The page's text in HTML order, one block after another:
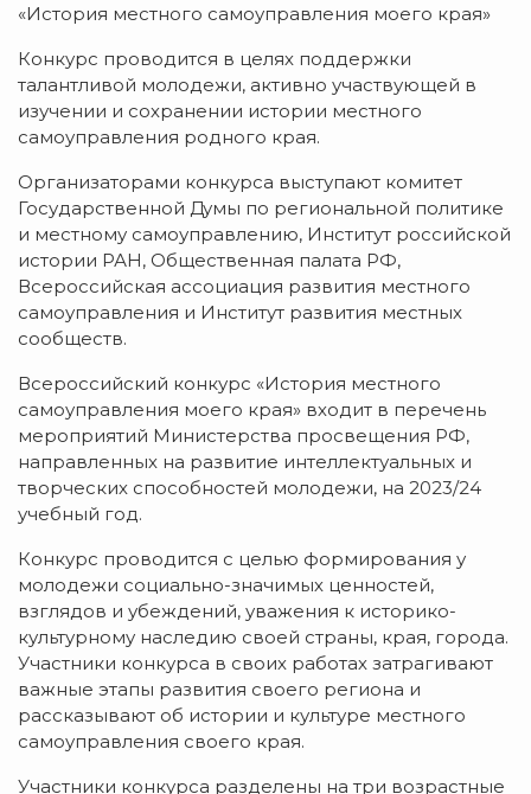
«История местного самоуправления моего края»
Конкурс проводится в целях поддержки
талантливой молодежи, активно участвующей в
изучении и сохранении истории местного
самоуправления родного края.
Организаторами конкурса выступают комитет
Государственной Думы по региональной политике
и местному самоуправлению, Институт российской
истории РАН, Общественная палата РФ,
Всероссийская ассоциация развития местного
самоуправления и Институт развития местных
сообществ.
Всероссийский конкурс «История местного
самоуправления моего края» входит в перечень
мероприятий Министерства просвещения РФ,
направленных на развитие интеллектуальных и
творческих способностей молодежи, на 2023/24
учебный год.
Конкурс проводится с целью формирования у
молодежи социально-значимых ценностей,
взглядов и убеждений, уважения к историко-
культурному наследию своей страны, края, города.
Участники конкурса в своих работах затрагивают
важные этапы развития своего региона и
рассказывают об истории и культуре местного
самоуправления своего края.
Участники конкурса разделены на три возрастные